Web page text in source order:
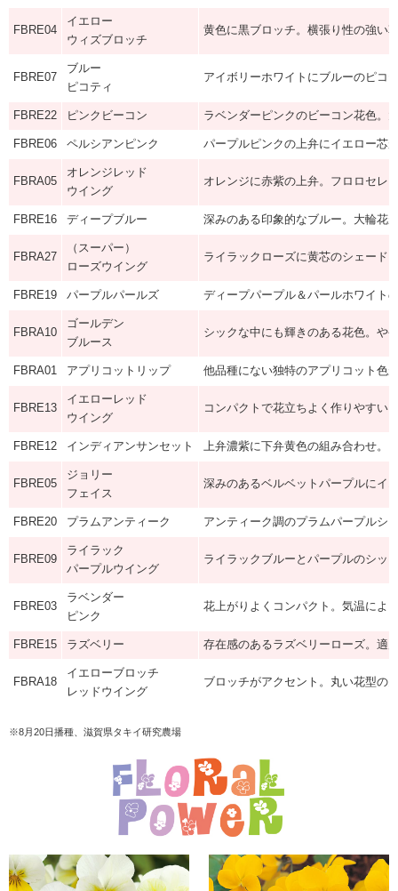
FBRE04
イエロー
ウィズブロッチ
黄色に黒ブロッチ。横張り性の強い
FBRE07
ブルー
ピコティ
アイボリーホワイトにブルーのピコ
FBRE22 ピンクビーコン ラベンダーピンクのビーコン花色。
FBRE06 ペルシアンピンク パープルピンクの上弁にイエロー芯
FBRA05
オレンジレッド
ウイング
オレンジに赤紫の上弁。フロロセレ
FBRE16 ディープブルー 深みのある印象的なブルー。大輪花
FBRA27
（スーパー）
ローズウイング
ライラックローズに黄芯のシェード
FBRE19 パープルパールズ ディープパープル＆パールホワイト
FBRA10
ゴールデン
ブルース
シックな中にも輝きのある花色。や
FBRA01 アプリコットリップ 他品種にない独特のアプリコット色
FBRE13
イエローレッド
ウイング
コンパクトで花立ちよく作りやすい
FBRE12 インディアンサンセット 上弁濃紫に下弁黄色の組み合わせ。
FBRE05
ジョリー
フェイス
深みのあるベルベットパープルにイ
FBRE20 プラムアンティーク アンティーク調のプラムパープルシ
FBRE09
ライラック
パープルウイング
ライラックブルーとパープルのシッ
FBRE03
ラベンダー
ピンク
花上がりよくコンパクト。気温によ
FBRE15 ラズベリー 存在感のあるラズベリーローズ。適
FBRA18
イエローブロッチ
レッドウイング
ブロッチがアクセント。丸い花型の
※8月20日播種、滋賀県タキイ研究農場